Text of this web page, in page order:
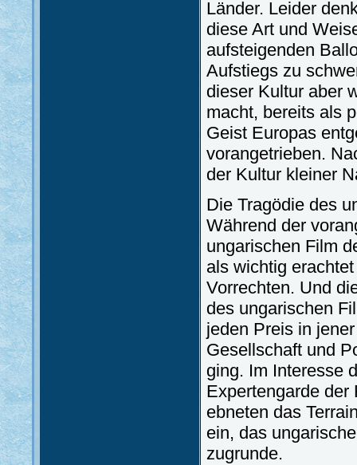
Länder. Leider
diese Art und
aufsteigenden
Aufstiegs zu
dieser Kultur aber
macht, bereits als
Geist Europas
vorangetrieben.
der Kultur kleiner
Die Tragödie des
Während der
ungarischen Film
als wichtig
Vorrechten. Und
des ungarischen
jeden Preis in
Gesellschaft und
ging. Im Interesse
Expertengarde der
ebneten das
ein, das
zugrunde.